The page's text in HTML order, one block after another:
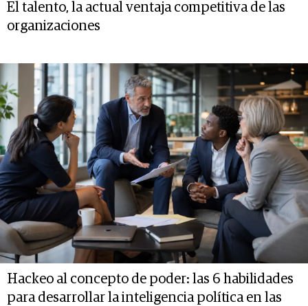
El talento, la actual ventaja competitiva de las
organizaciones
Hackeo al concepto de poder: las 6 habilidades
para desarrollar la inteligencia política en las